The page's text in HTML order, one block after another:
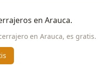
en Arauca.
en Arauca, es gratis.